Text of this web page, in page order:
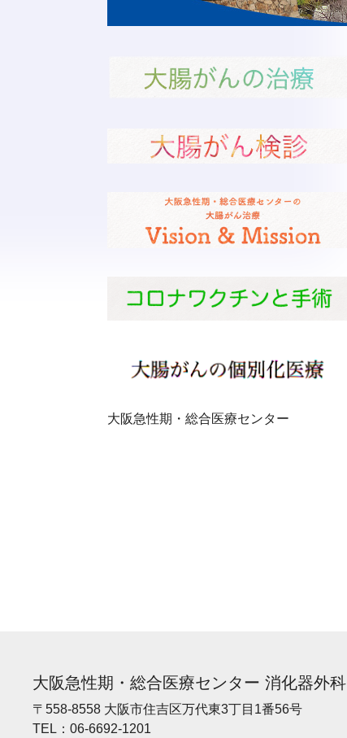
大阪急性期・総合医療センター
大阪急性期・総合医療センター 消化器外科
〒558-8558 大阪市住吉区万代東3丁目1番56号
TEL： 06-6692-1201